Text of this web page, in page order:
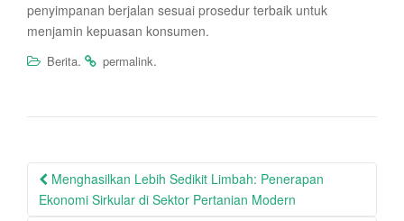
penyimpanan berjalan sesuai prosedur terbaik untuk
menjamin kepuasan konsumen.
Berita. permalink.
Post
navigation
Menghasilkan Lebih Sedikit Limbah: Penerapan
Ekonomi Sirkular di Sektor Pertanian Modern